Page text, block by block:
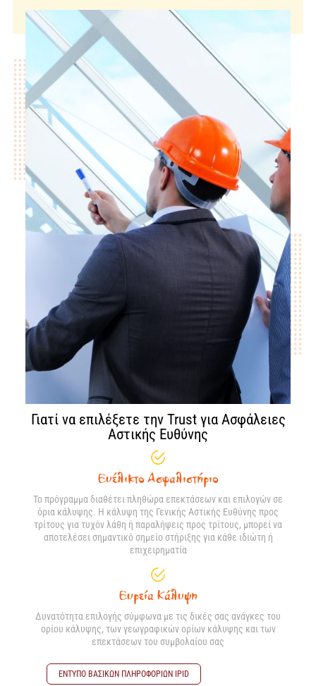
Γιατί να επιλέξετε την Trust για Ασφάλειες
Αστικής Ευθύνης
Ευέλικτο Ασφαλιστήριο
Το πρόγραμμα διαθέτει πληθώρα επεκτάσεων και επιλογών σε
όρια κάλυψης. Η κάλυψη της Γενικής Αστικής Ευθύνης προς
τρίτους για τυχόν λάθη ή παραλήψεις προς τρίτους, μπορεί να
αποτελέσει σημαντικό σημείο στήριξης για κάθε ιδιώτη ή
επιχειρηματία
Ευρεία Κάλυψη
Δυνατότητα επιλογής σύμφωνα με τις δικές σας ανάγκες του
ορίου κάλυψης, των γεωγραφικών ορίων κάλυψης και των
επεκτάσεων του συμβολαίου σας
ΕΝΤΥΠΟ ΒΑΣΙΚΩΝ ΠΛΗΡΟΦΟΡΙΩΝ ΙPID